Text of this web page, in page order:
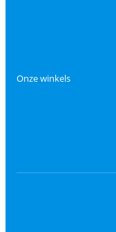
Onze winkels